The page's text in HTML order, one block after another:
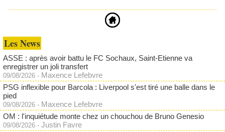
Les News
ASSE : après avoir battu le FC Sochaux, Saint-Etienne va
enregistrer un joli transfert
09/08/2026 - Maxence Lefebvre
PSG inflexible pour Barcola : Liverpool s'est tiré une balle dans le
pied
09/08/2026 - Maxence Lefebvre
OM : l'inquiétude monte chez un chouchou de Bruno Genesio
09/08/2026 - Justin Favre